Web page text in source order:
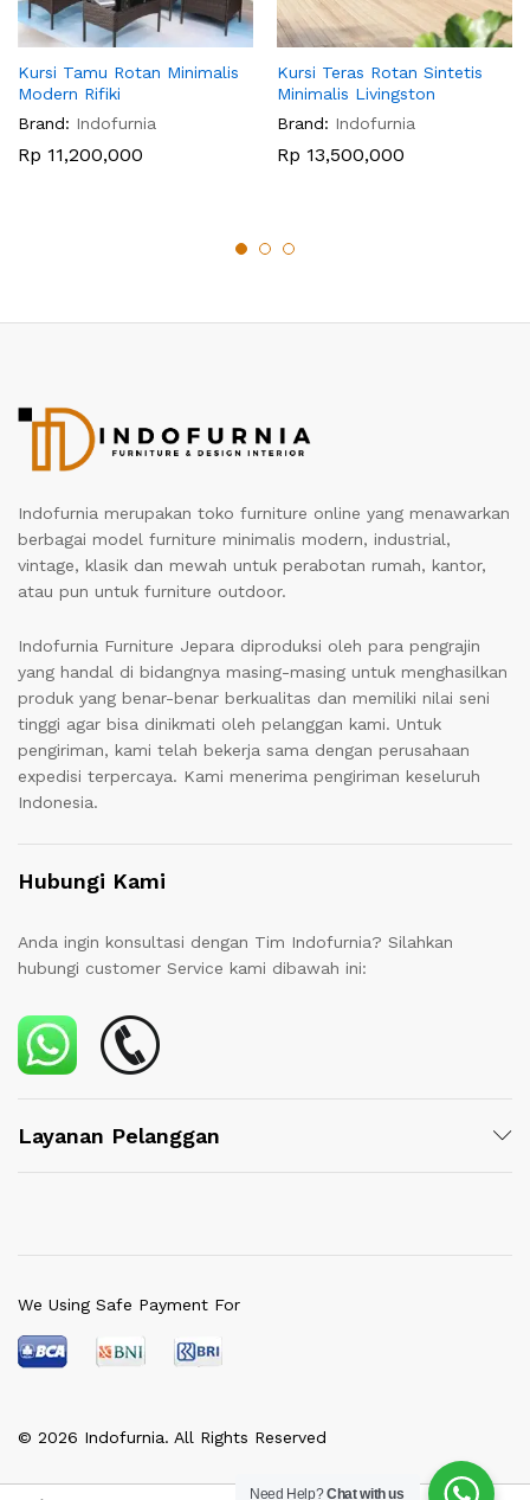
Kursi Tamu Rotan Minimalis
Modern Rifiki
Brand: Indofurnia
Rp 11,200,000
Kursi Teras Rotan Sintetis
Minimalis Livingston
Brand: Indofurnia
Rp 13,500,000
Indofurnia merupakan toko furniture online yang menawarkan
berbagai model furniture minimalis modern, industrial,
vintage, klasik dan mewah untuk perabotan rumah, kantor,
atau pun untuk furniture outdoor.
Indofurnia Furniture Jepara diproduksi oleh para pengrajin
yang handal di bidangnya masing-masing untuk menghasilkan
produk yang benar-benar berkualitas dan memiliki nilai seni
tinggi agar bisa dinikmati oleh pelanggan kami. Untuk
pengiriman, kami telah bekerja sama dengan perusahaan
expedisi terpercaya. Kami menerima pengiriman keseluruh
Indonesia.
Hubungi Kami
Anda ingin konsultasi dengan Tim Indofurnia? Silahkan
hubungi customer Service kami dibawah ini:
Layanan Pelanggan
© 2026 Indofurnia. All Rights Reserved
We Using Safe Payment For
Need Help?Chat with us